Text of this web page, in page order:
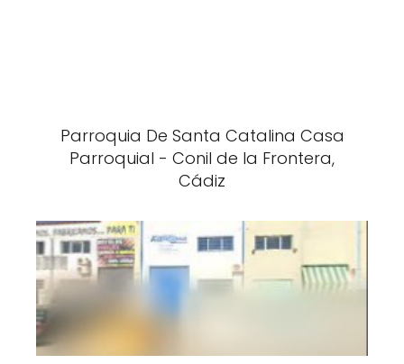
Parroquia De Santa Catalina Casa
Parroquial - Conil de la Frontera,
Cádiz